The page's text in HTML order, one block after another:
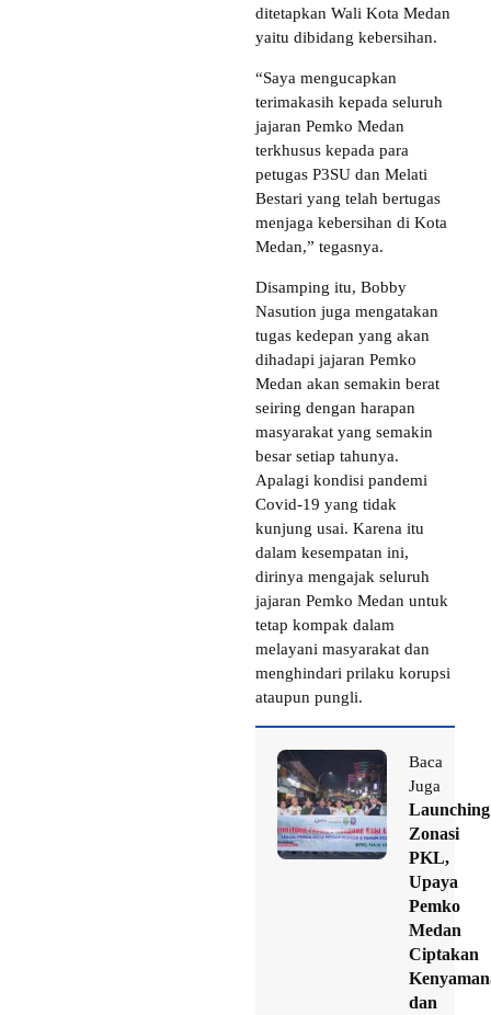
ditetapkan Wali Kota Medan
yaitu dibidang kebersihan.
“Saya mengucapkan
terimakasih kepada seluruh
jajaran Pemko Medan
terkhusus kepada para
petugas P3SU dan Melati
Bestari yang telah bertugas
menjaga kebersihan di Kota
Medan,” tegasnya.
Disamping itu, Bobby
Nasution juga mengatakan
tugas kedepan yang akan
dihadapi jajaran Pemko
Medan akan semakin berat
seiring dengan harapan
masyarakat yang semakin
besar setiap tahunya.
Apalagi kondisi pandemi
Covid-19 yang tidak
kunjung usai. Karena itu
dalam kesempatan ini,
dirinya mengajak seluruh
jajaran Pemko Medan untuk
tetap kompak dalam
melayani masyarakat dan
menghindari prilaku korupsi
ataupun pungli.
Baca
Juga
Launching
Zonasi
PKL,
Upaya
Pemko
Medan
Ciptakan
dan